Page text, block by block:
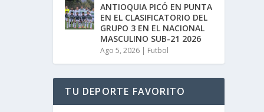
ANTIOQUIA PICÓ EN PUNTA
EN EL CLASIFICATORIO DEL
GRUPO 3 EN EL NACIONAL
MASCULINO SUB-21 2026
Ago 5, 2026 | Futbol
TU DEPORTE FAVORITO